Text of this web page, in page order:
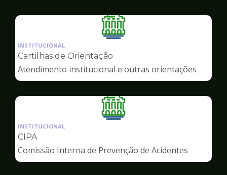
Ilustração
da
de
Servidor
INSTITUCIONAL
Cartilhas de Orientação
Atendimento institucional e outras orientações
Ilustração
da
Servidor
INSTITUCIONAL
CIPA
Comissão Interna de Prevenção de Acidentes